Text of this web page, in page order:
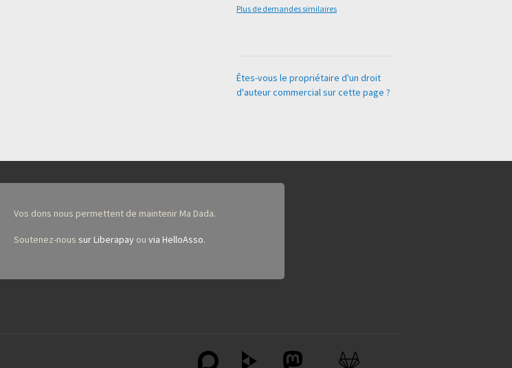
Plus de demandes similaires
Êtes-vous le propriétaire d'un droit
d'auteur commercial sur cette page ?
Vos dons nous permettent de maintenir Ma Dada.
Soutenez-nous sur Liberapayou via HelloAsso.